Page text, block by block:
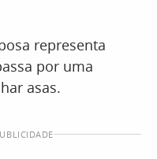
representa
por uma
asas.